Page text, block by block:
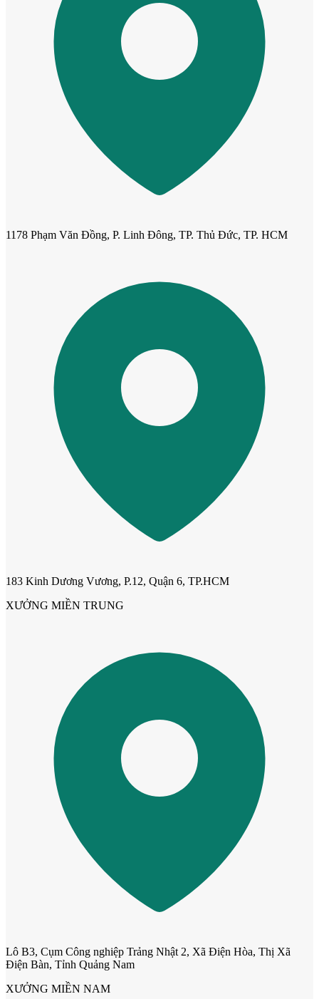
Cửa Nhựa Gỗ Sungyu Đài Loan
Cửa Nhựa Hàn Quốc
Cửa Nhựa Y@door
1178 Phạm Văn Đồng, P. Linh Đông, TP. Thủ Đức, TP. HCM
183 Kinh Dương Vương, P.12, Quận 6, TP.HCM
XƯỞNG MIỀN TRUNG
Lô B3, Cụm Công nghiệp Trảng Nhật 2, Xã Điện Hòa, Thị Xã
Điện Bàn, Tỉnh Quảng Nam
XƯỞNG MIỀN NAM